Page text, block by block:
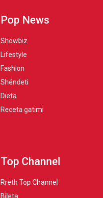
Pop News
Showbiz
Lifestyle
Fashion
Shëndeti
Dieta
Receta gatimi
Top Channel
Rreth Top Channel
Bileta